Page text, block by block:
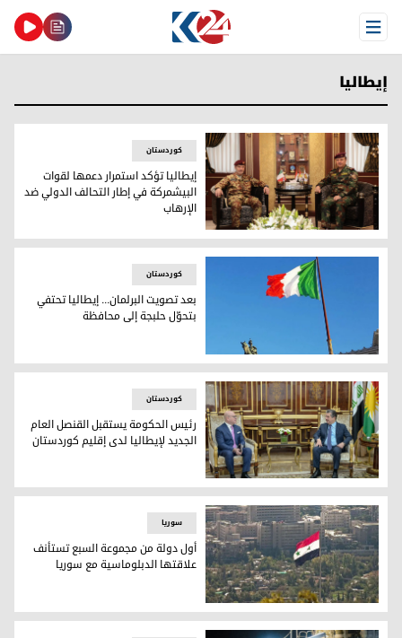
Open Menu
إيطاليا
إيطاليا تؤكد استمرار دعمها لقوات البيشمركة في إطار
کوردستان
إيطاليا تؤكد استمرار دعمها لقوات
البيشمركة في إطار التحالف الدولي ضد
الإرهاب
بعد تصويت البرلمان... إيطاليا تحتفي بتحوّل حلبجة إلى محافظة
کوردستان
بعد تصويت البرلمان... إيطاليا تحتفي
بتحوّل حلبجة إلى محافظة
رئيس الحكومة يستقبل القنصل العام الجديد لإيطاليا لدى
کوردستان
رئيس الحكومة يستقبل القنصل العام
الجديد لإيطاليا لدى إقليم كوردستان
أول دولة من مجموعة السبع تستأنف علاقتها الدبلوماسية مع
سوریا
أول دولة من مجموعة السبع تستأنف
علاقتها الدبلوماسية مع سوريا